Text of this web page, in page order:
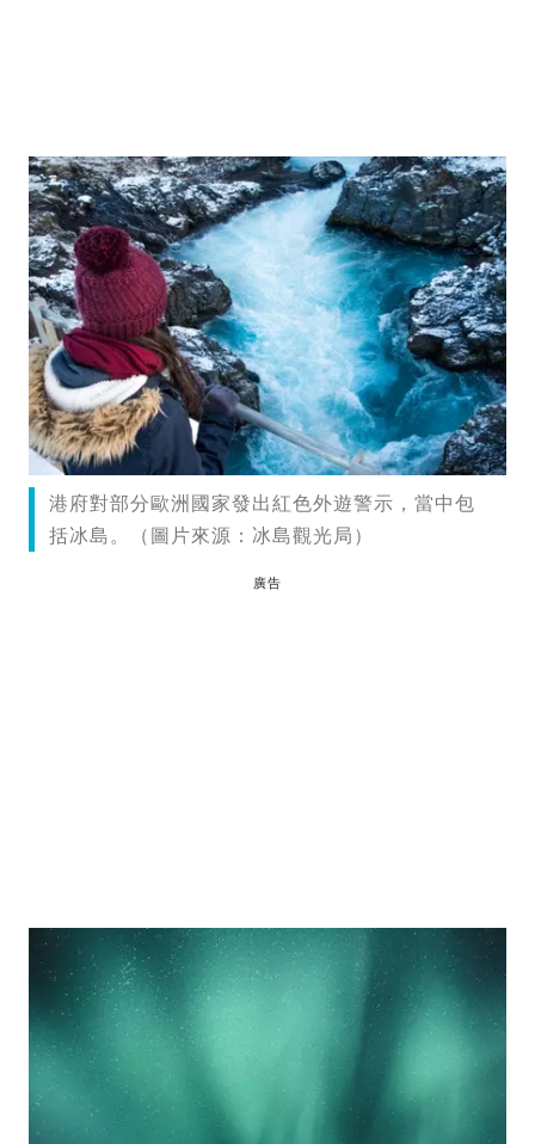
港府對部分歐洲國家發出紅色外遊警示，當中包
括冰島。（圖片來源：冰島觀光局）
廣告